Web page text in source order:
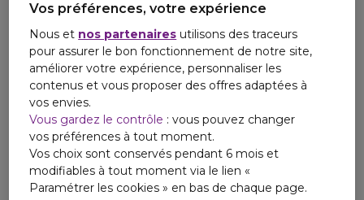
des fruits voluptueux et des fleurs à couper le souffle qui
pénètrent dans l'âme.
'Lost Cherry est un voyage corsé dans ce qui était autrefois
interdit ; une dichotomie tentante de l'éclat ludique,
semblable à celui d'un bonbon, à l'extérieur, et de la chair
succulente à l'intérieur.' - TOM FORD
Vos préférences, votre expérience
Nous et nos partenaires utilisons des traceurs
pour assurer le bon fonctionnement de notre site,
améliorer votre expérience, personnaliser les
contenus et vous proposer des offres adaptées à
vos envies.
Vous gardez le contrôle : vous pouvez changer
vos préférences à tout moment.
Vos choix sont conservés pendant 6 mois et
modifiables à tout moment via le lien «
Paramétrer les cookies » en bas de chaque page.